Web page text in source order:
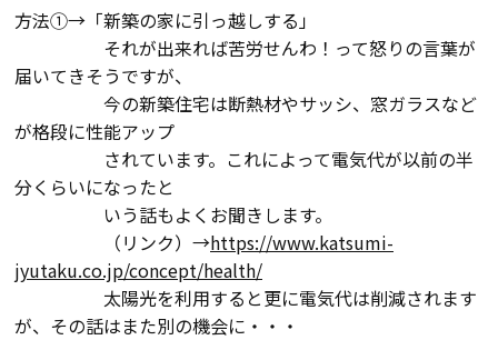
ラインナップ
施工実績
イベント・見学会
モデルハウス紹介
方法①→「新築の家に引っ越しする」
それが出来れば苦労せんわ！って怒りの言葉が
届いてきそうですが、
今の新築住宅は断熱材やサッシ、窓ガラスなど
が格段に性能アップ
されています。これによって電気代が以前の半
分くらいになったと
いう話もよくお聞きします。
（リンク）→https://www.katsumi-
jyutaku.co.jp/concept/health/
太陽光を利用すると更に電気代は削減されます
が、その話はまた別の機会に・・・